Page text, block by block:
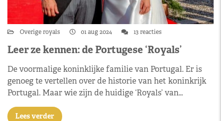
Overige royals 01 aug 2024 13 reacties
Leer ze kennen: de Portugese ‘Royals’
De voormalige koninklijke familie van Portugal. Er is
genoeg te vertellen over de historie van het koninkrijk
Portugal. Maar wie zijn de huidige ‘Royals’ van…
Lees verder